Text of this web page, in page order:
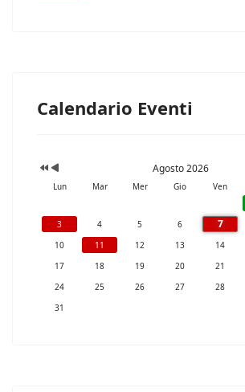
Calendario Eventi
Agosto 2026
Lun Mar Mer Gio Ven
3
4 5 6 7
10
11 12 13 14
17
18 19 20 21
24
25 26 27 28
31